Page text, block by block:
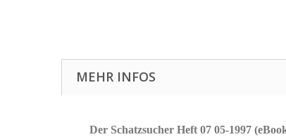
MEHR INFOS
Der Schatzsucher Heft 07 05-1997